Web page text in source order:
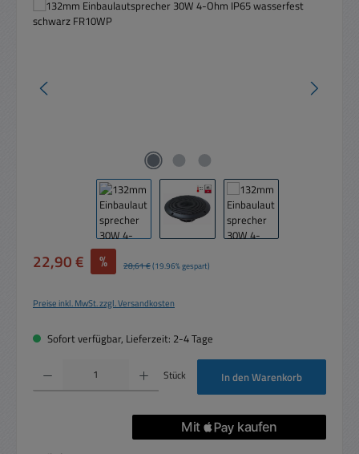
Bildergalerie überspringen
Verkaufspreis:
22,90 € % Regulärer Preis:
28,61 €(19.96% gespart)
Preise inkl. MwSt. zzgl. Versandkosten
Sofort verfügbar, Lieferzeit: 2-4 Tage
Produkt Anzahl: Gib den gewünschten Wert ein oder benutze die Schaltflächen um
Stück In den Warenkorb